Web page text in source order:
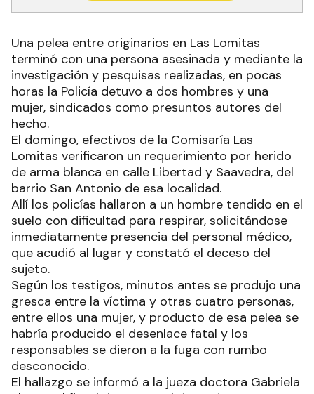
Una pelea entre originarios en Las Lomitas
terminó con una persona asesinada y mediante la
investigación y pesquisas realizadas, en pocas
horas la Policía detuvo a dos hombres y una
mujer, sindicados como presuntos autores del
hecho.
El domingo, efectivos de la Comisaría Las
Lomitas verificaron un requerimiento por herido
de arma blanca en calle Libertad y Saavedra, del
barrio San Antonio de esa localidad.
Allí los policías hallaron a un hombre tendido en el
suelo con dificultad para respirar, solicitándose
inmediatamente presencia del personal médico,
que acudió al lugar y constató el deceso del
sujeto.
Según los testigos, minutos antes se produjo una
gresca entre la víctima y otras cuatro personas,
entre ellos una mujer, y producto de esa pelea se
habría producido el desenlace fatal y los
responsables se dieron a la fuga con rumbo
desconocido.
El hallazgo se informó a la jueza doctora Gabriela